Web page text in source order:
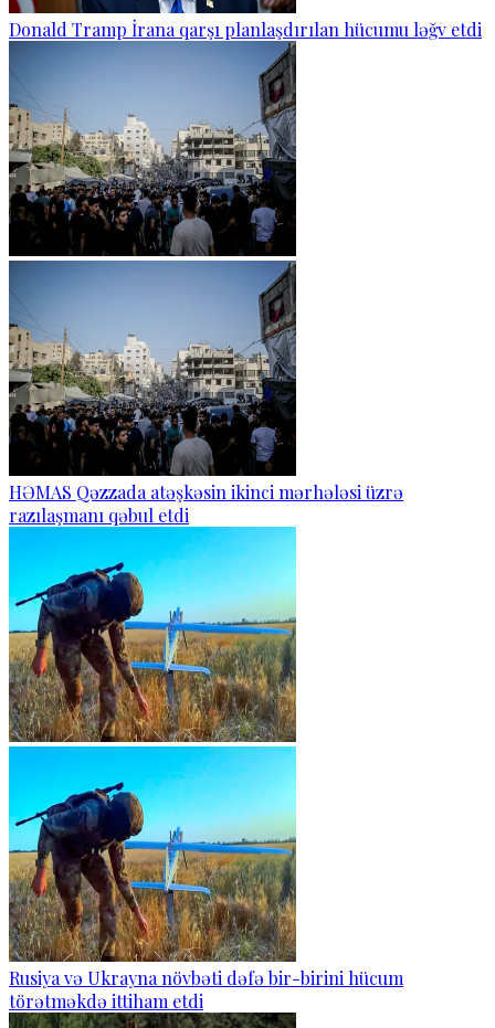
Donald Tramp İrana qarşı planlaşdırılan hücumu ləğv etdi
HƏMAS Qəzzada atəşkəsin ikinci mərhələsi üzrə
razılaşmanı qəbul etdi
Rusiya və Ukrayna növbəti dəfə bir-birini hücum
törətməkdə ittiham etdi